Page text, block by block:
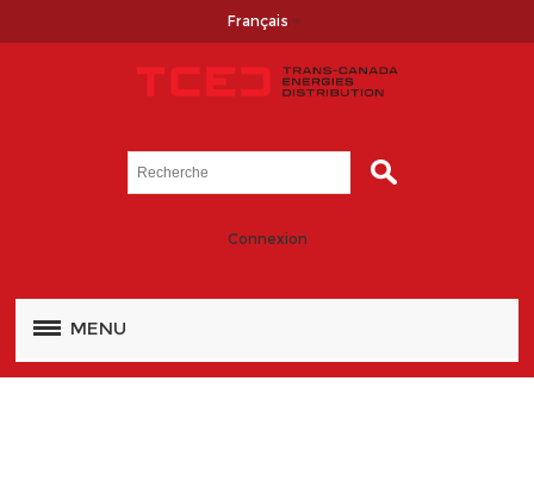
Français
Connexion
MENU